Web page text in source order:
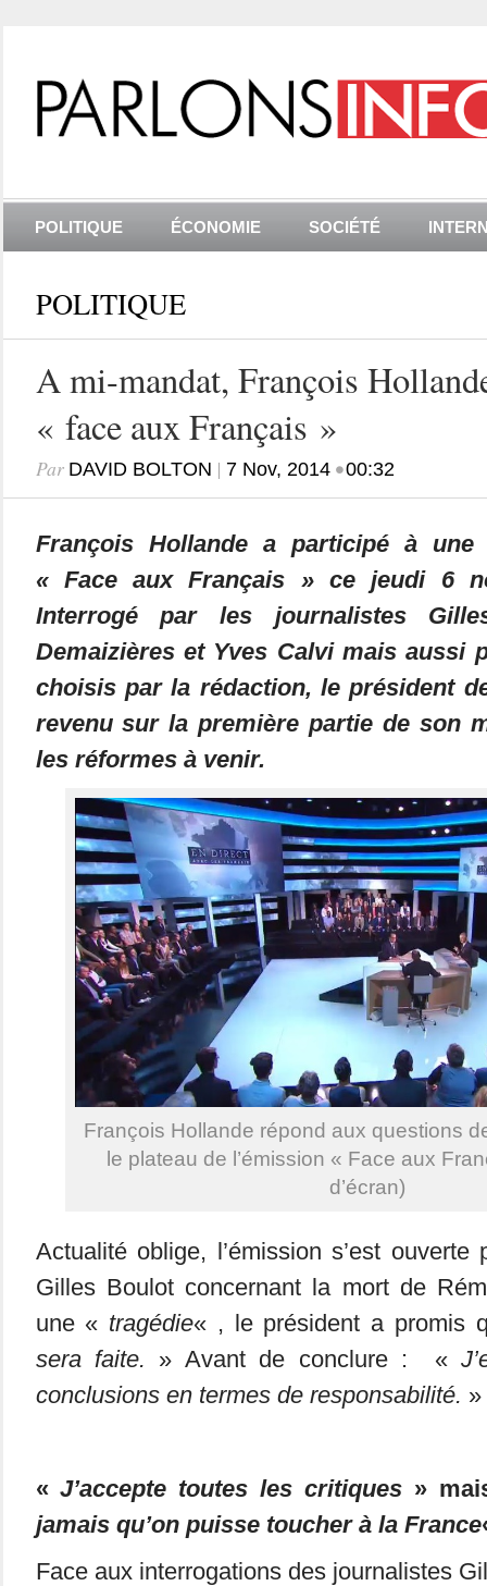
POLITIQUE ÉCONOMIE SOCIÉTÉ
POLITIQUE
A mi-mandat, François
« face aux Français »
Par DAVID BOLTON | 7 Nov, 2014•00:32
François Hollande a participé à une
« Face aux Français » ce jeudi 6
Interrogé par les journalistes
Demaizières et Yves Calvi mais aussi
choisis par la rédaction, le président
revenu sur la première partie de son
les réformes à venir.
François Hollande répond aux questions
le plateau de l’émission « Face aux
d’écran)
Actualité oblige, l’émission s’est
Gilles Boulot concernant la mort de
une « tragédie« , le président a promis
sera faite. » Avant de conclure : «
conclusions en termes de responsabilité. »
«J’accepte toutes les critiques »
jamais qu’on puisse toucher à la France
Face aux interrogations des journalistes